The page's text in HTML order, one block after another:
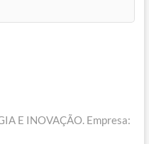
E INOVAÇÃO. Empresa: